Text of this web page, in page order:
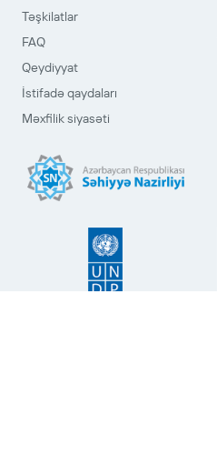
Təşkilatlar
FAQ
Qeydiyyat
İstifadə qaydaları
Məxfilik siyasəti